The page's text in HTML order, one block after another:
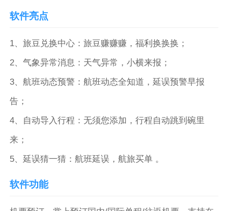
软件亮点
1、旅豆兑换中心：旅豆赚赚赚，福利换换换；
2、气象异常消息：天气异常，小横来报；
3、航班动态预警：航班动态全知道，延误预警早报
告；
4、自动导入行程：无须您添加，行程自动跳到碗里
来；
5、延误猜一猜：航班延误，航旅买单 。
软件功能